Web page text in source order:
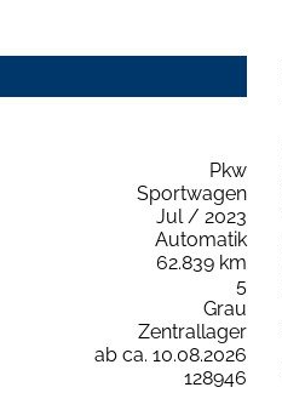
Pkw
Sportwagen
Jul / 2023
Automatik
62.839 km
5
Grau
Zentrallager
ab ca. 10.08.2026
128946